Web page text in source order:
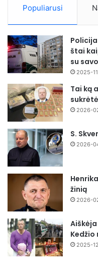
Populiarusi
štai
su
2025-
Tai ką
2026-
S.
2026-
žinią
2026-
Kedžio
2025-